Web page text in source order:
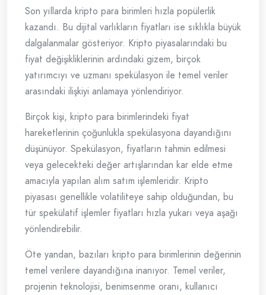
Son yıllarda kripto para birimleri hızla popülerlik
kazandı. Bu dijital varlıkların fiyatları ise sıklıkla büyük
dalgalanmalar gösteriyor. Kripto piyasalarındaki bu
fiyat değişikliklerinin ardındaki gizem, birçok
yatırımcıyı ve uzmanı spekülasyon ile temel veriler
arasındaki ilişkiyi anlamaya yönlendiriyor.
Birçok kişi, kripto para birimlerindeki fiyat
hareketlerinin çoğunlukla spekülasyona dayandığını
düşünüyor. Spekülasyon, fiyatların tahmin edilmesi
veya gelecekteki değer artışlarından kar elde etme
amacıyla yapılan alım satım işlemleridir. Kripto
piyasası genellikle volatiliteye sahip olduğundan, bu
tür spekülatif işlemler fiyatları hızla yukarı veya aşağı
yönlendirebilir.
Öte yandan, bazıları kripto para birimlerinin değerinin
temel verilere dayandığına inanıyor. Temel veriler,
projenin teknolojisi, benimsenme oranı, kullanıcı